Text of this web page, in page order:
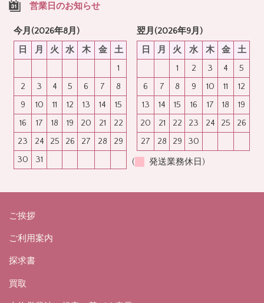
営業日のお知らせ
今月(2026年8月)
日
月 火 水 木 金
土
1
2
3 4 5 6 7
8
9
10 11 12 13 14
15
16
17 18 19 20 21
22
23
24 25 26 27 28
29
30
31
翌月(2026年9月)
日
月 火 水 木 金
土
1
2 3 4
5
6
7 8 9 10 11
12
13
14 15 16 17 18
19
20
21 22 23 24 25
26
27
28 29 30
( 発送業務休日)
ご挨拶
ご利用案内
探求書
買取